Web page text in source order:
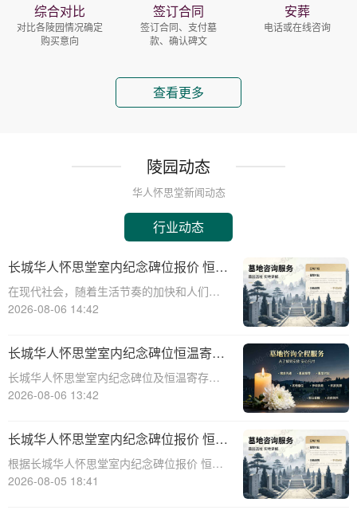
综合对比
对比各陵园情况确定
购买意向
签订合同
签订合同、支付墓
款、确认碑文
安葬
电话或在线咨询
查看更多
陵园动态
华人怀思堂新闻动态
行业动态
长城华人怀思堂室内纪念碑位报价 恒温
寄存配套同步减免详解
在现代社会，随着生活节奏的加快和人们对
身后事的关注度提升，越来越多的人开始考
和怀念。长城华人怀思堂作为一家专业的纪
念服务机构，提供了一系列的纪念产品和服
务，其中包
2026-08-06 14:42
长城华人怀思堂室内纪念碑位恒温寄存
服务报价及同步减免政策详解
长城华人怀思堂室内纪念碑位及恒温寄存服
务报价与同步减免政策详解☎ 华人怀思堂电
步，人们对逝者的纪念方式日益多元化。室
内纪念碑位作为一种新兴的纪念
2026-08-06 13:42
长城华人怀思堂室内纪念碑位报价 恒温
寄存配套同步减免详解
根据长城华人怀思堂室内纪念碑位报价 恒温
寄存配套同步减免详解☎ 华人怀思堂电
2026-08-05 18:41